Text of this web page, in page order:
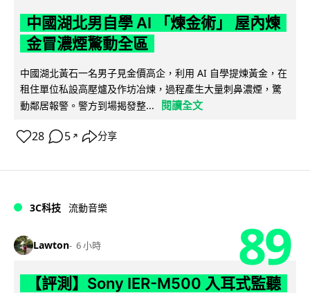
中國湖北男自學 AI 「煉金術」 屋內煉
金冒濃煙驚動全區
中國湖北黃石一名男子見金價高企，利用 AI 自學提煉黃金，在
租住單位私設高壓爐及作坊冶煉，過程產生大量刺鼻濃煙，驚
動鄰居報警。警方到場揭發整...
閱讀全文
28 5 ↗ 分享
3C科技 流動音樂
Lawton 6 小時 89
【評測】Sony IER-M500 入耳式監聽